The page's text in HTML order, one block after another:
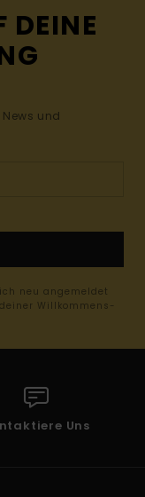
DEINE
und
neu angemeldet
Willkommens-
Uns